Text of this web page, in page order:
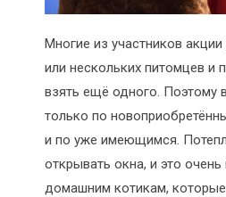
Многие из участников
или нескольких питомцев и
взять ещё одного. Поэтому
только по
и по уже имеющимся.
открывать окна, и это очень
домашним котикам,